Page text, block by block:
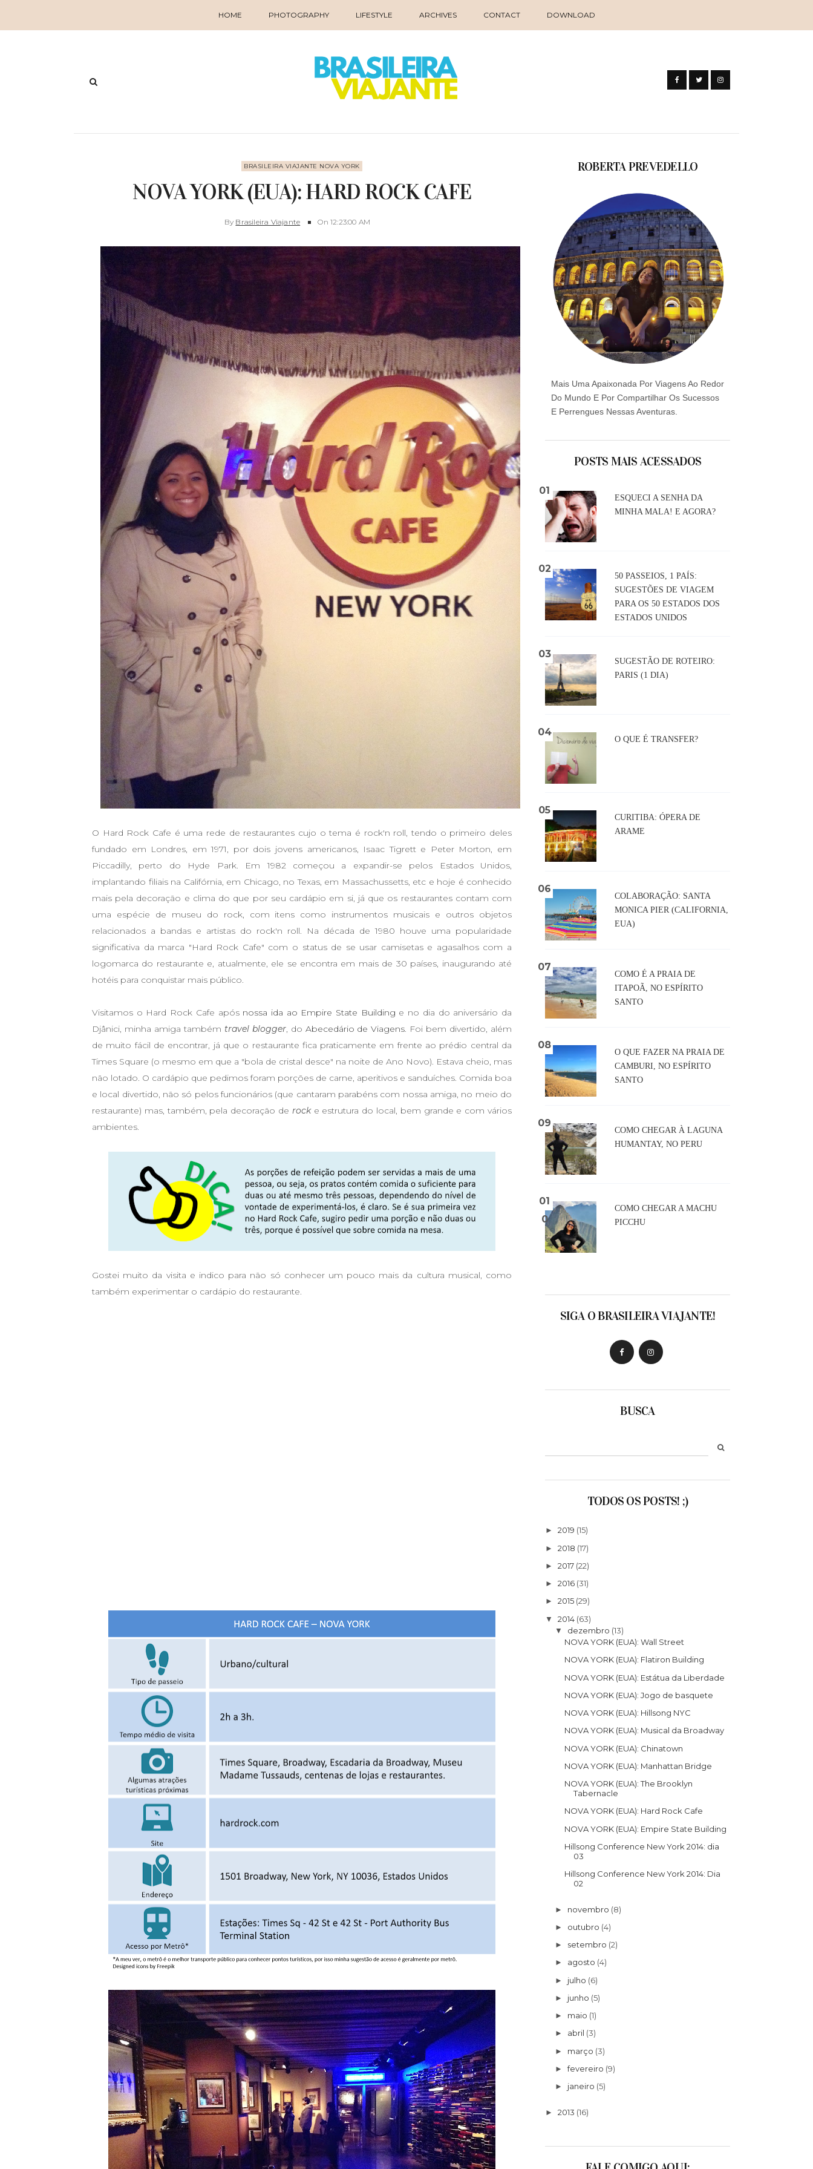
HOME PHOTOGRAPHY LIFESTYLE ARCHIVES CONTACT DOWNLOAD
BRASILEIRA VIAJANTE NOVA YORK
NOVA YORK (EUA): HARD ROCK CAFE
By Brasileira Viajante On 12:23:00 AM
O Hard Rock Cafe é uma rede de restaurantes cujo o tema é rock'n roll, tendo o primeiro deles
fundado em Londres, em 1971, por dois jovens americanos, Isaac Tigrett e Peter Morton, em
Piccadilly, perto do Hyde Park. Em 1982 começou a expandir-se pelos Estados Unidos,
implantando filiais na Califórnia, em Chicago, no Texas, em Massachussetts, etc e hoje é conhecido
mais pela decoração e clima do que por seu cardápio em si, já que os restaurantes contam com
uma espécie de museu do rock, com itens como instrumentos musicais e outros objetos
relacionados a bandas e artistas do rock'n roll. Na década de 1980 houve uma popularidade
significativa da marca "Hard Rock Cafe" com o status de se usar camisetas e agasalhos com a
logomarca do restaurante e, atualmente, ele se encontra em mais de 30 países, inaugurando até
hotéis para conquistar mais público.
Visitamos o Hard Rock Cafe após nossa ida ao Empire State Building e no dia do aniversário da
Djânici, minha amiga também travel blogger, do Abecedário de Viagens. Foi bem divertido, além
de muito fácil de encontrar, já que o restaurante fica praticamente em frente ao prédio central da
Times Square (o mesmo em que a "bola de cristal desce" na noite de Ano Novo). Estava cheio, mas
não lotado. O cardápio que pedimos foram porções de carne, aperitivos e sanduíches. Comida boa
e local divertido, não só pelos funcionários (que cantaram parabéns com nossa amiga, no meio do
restaurante) mas, também, pela decoração de rock e estrutura do local, bem grande e com vários
ambientes.
Gostei muito da visita e indico para não só conhecer um pouco mais da cultura musical, como
também experimentar o cardápio do restaurante.
ROBERTA PREVEDELLO
Mais Uma Apaixonada Por Viagens Ao Redor
Do Mundo E Por Compartilhar Os Sucessos
E Perrengues Nessas Aventuras.
POSTS MAIS ACESSADOS
ESQUECI A SENHA DA
MINHA MALA! E AGORA?
50 PASSEIOS, 1 PAÍS:
SUGESTÕES DE VIAGEM
PARA OS 50 ESTADOS DOS
ESTADOS UNIDOS
SUGESTÃO DE ROTEIRO:
PARIS (1 DIA)
O QUE É TRANSFER?
CURITIBA: ÓPERA DE
ARAME
COLABORAÇÃO: SANTA
MONICA PIER (CALIFORNIA,
EUA)
COMO É A PRAIA DE
ITAPOÃ, NO ESPÍRITO
SANTO
O QUE FAZER NA PRAIA DE
CAMBURI, NO ESPÍRITO
SANTO
COMO CHEGAR À LAGUNA
HUMANTAY, NO PERU
COMO CHEGAR A MACHU
PICCHU
SIGA O BRASILEIRA VIAJANTE!
BUSCA
TODOS OS POSTS! ;)
► 2019 (15)
► 2018 (17)
► 2017 (22)
► 2016 (31)
► 2015 (29)
▼ 2014 (63)
▼ dezembro (13)
NOVA YORK (EUA): Wall Street
NOVA YORK (EUA): Flatiron Building
NOVA YORK (EUA): Estátua da Liberdade
NOVA YORK (EUA): Jogo de basquete
NOVA YORK (EUA): Hillsong NYC
NOVA YORK (EUA): Musical da Broadway
NOVA YORK (EUA): Chinatown
NOVA YORK (EUA): Manhattan Bridge
NOVA YORK (EUA): The Brooklyn
Tabernacle
NOVA YORK (EUA): Hard Rock Cafe
NOVA YORK (EUA): Empire State Building
Hillsong Conference New York 2014: dia
03
Hillsong Conference New York 2014: Dia
02
► novembro (8)
► outubro (4)
► setembro (2)
► agosto (4)
► julho (6)
► junho (5)
► maio (1)
► abril (3)
► março (3)
►fevereiro (9)
► janeiro (5)
► 2013 (16)